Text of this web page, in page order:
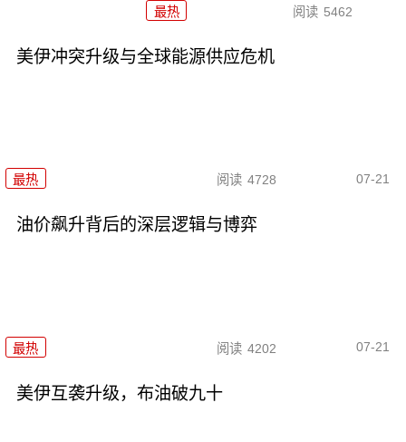
最热 阅读 5462
美伊冲突升级与全球能源供应危机
最热 阅读 4728 07-21
油价飙升背后的深层逻辑与博弈
最热 阅读 4202 07-21
美伊互袭升级，布油破九十